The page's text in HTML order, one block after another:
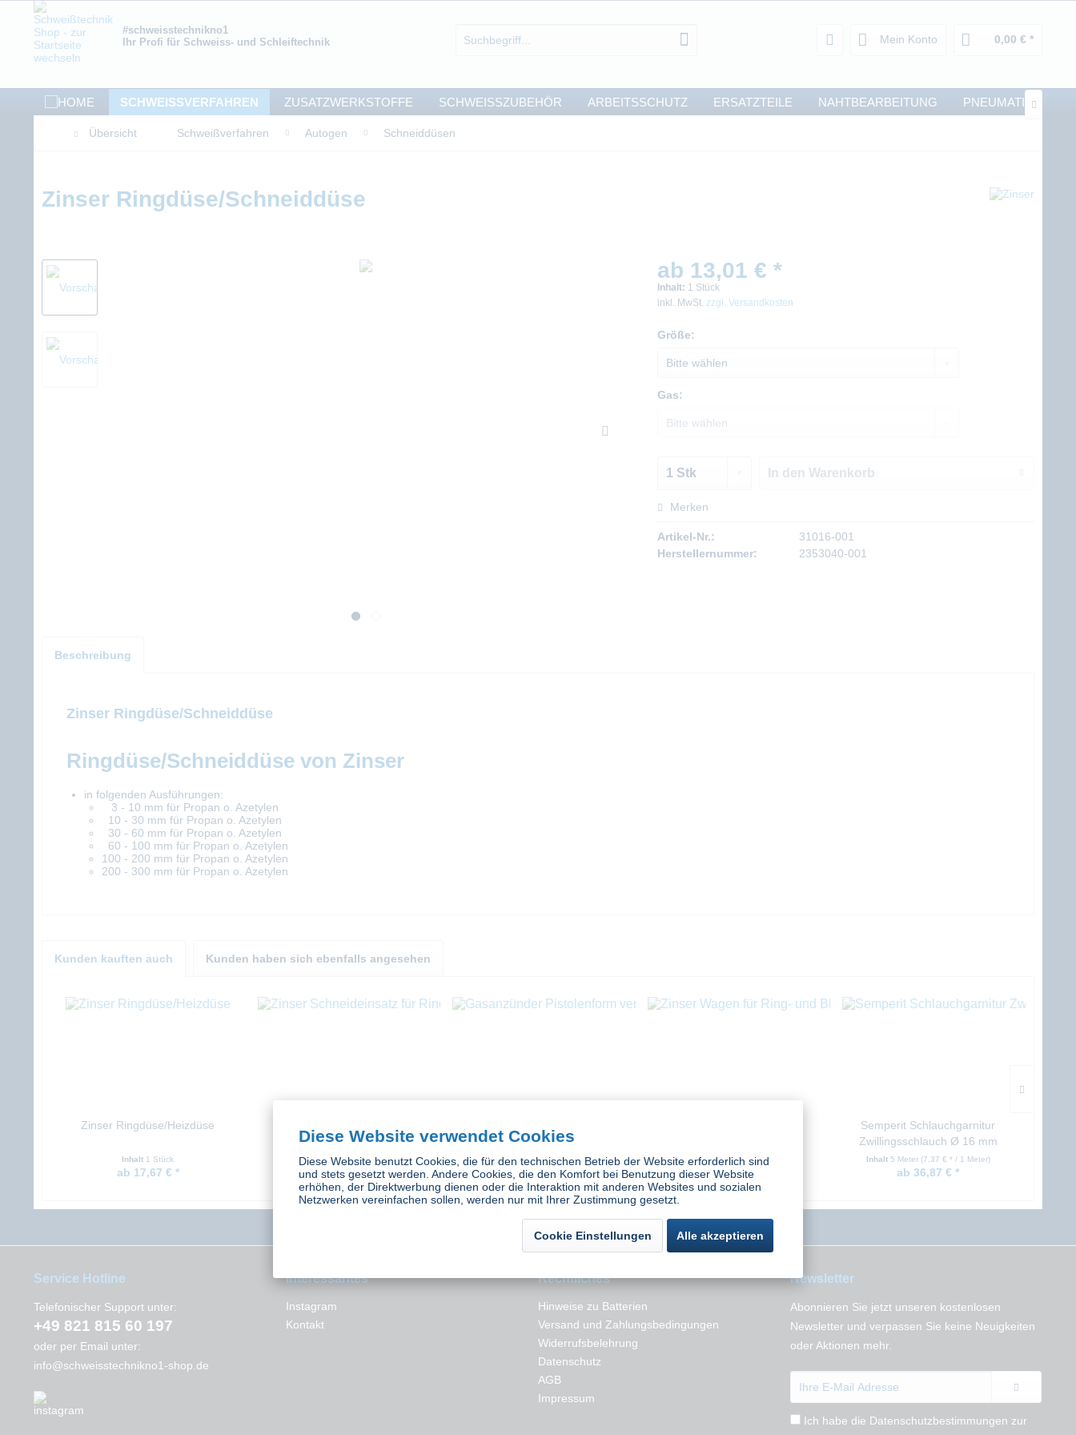
#schweisstechnikno1
Ihr Profi für Schweiss- und Schleiftechnik
Mein Konto 0,00 € *
SCHWEISSVERFAHREN ZUSATZWERKSTOFFE SCHWEISSZUBEHÖR ARBEITSSCHUTZ ERSATZTEILE NAHTBEARBEITUNG PNEUMATIK
Übersicht Schweißverfahren Autogen Schneiddüsen
Zinser Ringdüse/Schneiddüse
ab 13,01 € *
Inhalt: 1 Stück
inkl. MwSt. zzgl. Versandkosten
Größe:
Gas:
In den Warenkorb
Merken
Artikel-Nr.:
31016-001
Herstellernummer:
2353040-001
Beschreibung
Zinser Ringdüse/Schneiddüse
Ringdüse/Schneiddüse von Zinser
in folgenden Ausführungen:
3 - 10 mm für Propan o. Azetylen
10 - 30 mm für Propan o. Azetylen
30 - 60 mm für Propan o. Azetylen
60 - 100 mm für Propan o. Azetylen
100 - 200 mm für Propan o. Azetylen
200 - 300 mm für Propan o. Azetylen
Kunden kauften auch Kunden haben sich ebenfalls angesehen
Zinser Ringdüse/Heizdüse
Inhalt 1 Stück
ab 17,67 € *
Ringdüsen
Inhalt1 Stück
223,30 € *
vernickelt
Inhalt1 Stück
3,13 € *
Inhalt1 Stück
48,52 € *
Semperit Schlauchgarnitur
Zwillingsschlauch Ø 16 mm
Azetylen/Sauerstoff
Inhalt 5 Meter (7,37 € * / 1 Meter)
ab 36,87 € *
Service Hotline
Telefonischer Support unter:
+49 821 815 60 197
oder per Email unter:
info@schweisstechnikno1-shop.de
Interessantes
Instagram
Kontakt
Rechtliches
Hinweise zu Batterien
Versand und Zahlungsbedingungen
Widerrufsbelehrung
Datenschutz
AGB
Impressum
Newsletter
Abonnieren Sie jetzt unseren kostenlosen
Newsletter und verpassen Sie keine Neuigkeiten
oder Aktionen mehr.
Ich habe die Datenschutzbestimmungen zur
Diese Website verwendet Cookies
Diese Website benutzt Cookies, die für den technischen Betrieb der Website erforderlich sind
und stets gesetzt werden. Andere Cookies, die den Komfort bei Benutzung dieser Website
erhöhen, der Direktwerbung dienen oder die Interaktion mit anderen Websites und sozialen
Netzwerken vereinfachen sollen, werden nur mit Ihrer Zustimmung gesetzt.
Cookie Einstellungen Alle akzeptieren